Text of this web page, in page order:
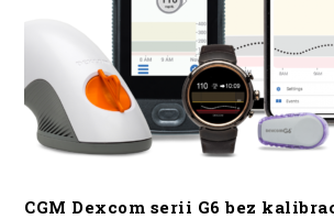
CGM Dexcom serii G6 bez